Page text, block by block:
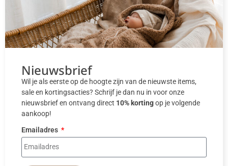
Nieuwsbrief
Wil je als eerste op de hoogte zijn van de nieuwste items,
sale en kortingsacties? Schrijf je dan nu in voor onze
nieuwsbrief en ontvang direct 10% kortingop je volgende
aankoop!
Emailadres